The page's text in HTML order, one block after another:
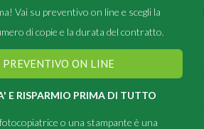
Vai su preventivo on line e scegli la
di copie e la durata del contratto.
PREVENTIVO ON LINE
E RISPARMIO PRIMA DI TUTTO
o una stampante è una